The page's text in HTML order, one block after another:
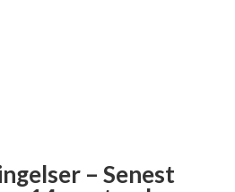
– Senest